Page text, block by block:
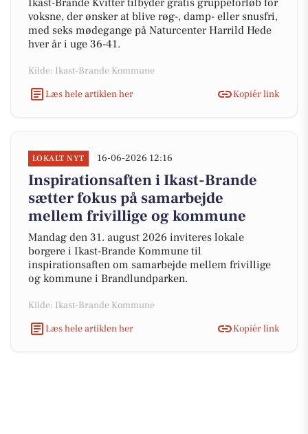
Ikast-Brande Kvitter tilbyder gratis gruppeforløb for
voksne, der ønsker at blive røg-, damp- eller snusfri,
med seks mødegange på Naturcenter Harrild Hede
hver år i uge 36-41.
Kilde: Ikast-Brande Kommune
Læs hele artiklen her
Kopiér link
LOKALT NYT 16-06-2026 12:16
Inspirationsaften i Ikast-Brande
sætter fokus på samarbejde
mellem frivillige og kommune
Mandag den 31. august 2026 inviteres lokale
borgere i Ikast-Brande Kommune til
inspirationsaften om samarbejde mellem frivillige
og kommune i Brandlundparken.
Kilde: Ikast-Brande Kommune
Læs hele artiklen her
Kopiér link